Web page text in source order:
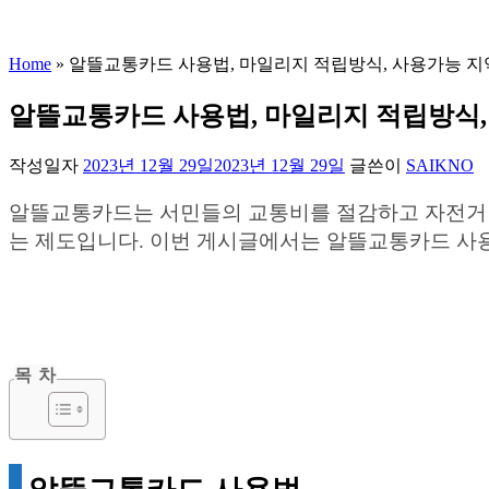
Home » 알뜰교통카드 사용법, 마일리지 적립방식, 사용가능 지
알뜰교통카드 사용법, 마일리지 적립방
작성일자 2023년 12월 29일2023년 12월 29일 글쓴이 SAIKNO
알뜰교통카드는 서민들의 교통비를 절감하고 자전
는 제도입니다. 이번 게시글에서는 알뜰교통카드
목 차